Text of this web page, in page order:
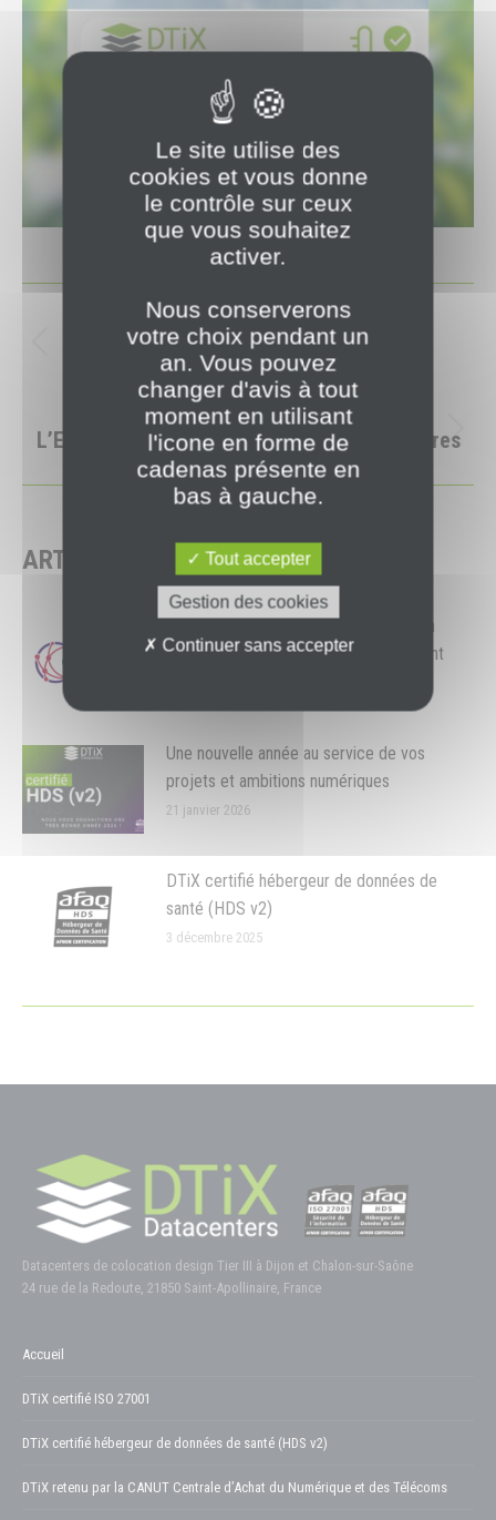
NAVIGATION
ARTICLE
PRÉCÉDENT
Article
précédent
:
DTiX Datacenters au festival de l’IA !
SUIVANT
Article
suivant
:
L’Excellence au service de nos Infrastructures
ARTICLES SIMILAIRES
La CANUT retient l’offre DTiX pour son
« accord-cadre » Cloud et hébergement
Une nouvelle année au service de vos
projets et ambitions numériques
21 janvier 2026
DTiX certifié hébergeur de données de
santé (HDS v2)
3 décembre 2025
Datacenters de colocation design Tier III à Dijon et Chalon-sur-Saône
24 rue de la Redoute, 21850 Saint-Apollinaire, France
Accueil
DTiX certifié ISO 27001
DTiX certifié hébergeur de données de santé (HDS v2)
DTiX retenu par la CANUT Centrale d’Achat du Numérique et des Télécoms
Le site utilise des
cookies et vous donne
le contrôle sur ceux
que vous souhaitez
activer.
Nous conserverons
votre choix pendant un
an. Vous pouvez
changer d'avis à tout
moment en utilisant
l'icone en forme de
cadenas présente en
bas à gauche.
Tout accepter
Gestion des cookies
Continuer sans accepter